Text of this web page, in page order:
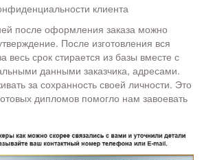
клиента
после оформления заказа можно
После изготовления вся
срок стирается из базы вместе с
данными заказчика, адресами.
за сохранность своей личности. Это
дипломов помогло нам завоевать